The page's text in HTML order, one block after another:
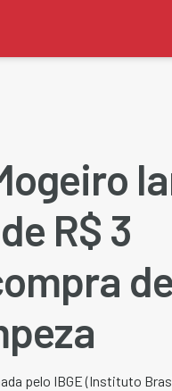
R$ 3
de
pelo IBGE (Instituto